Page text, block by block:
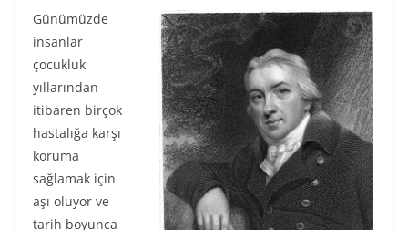
Günümüzde
insanlar
çocukluk
yıllarından
itibaren birçok
hastalığa karşı
koruma
sağlamak için
aşı oluyor ve
tarih boyunca